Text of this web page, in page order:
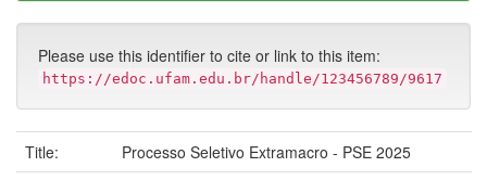
Please use this identifier to cite or link to this item:
https://edoc.ufam.edu.br/handle/123456789/9617
Title:
Processo Seletivo Extramacro - PSE 2025